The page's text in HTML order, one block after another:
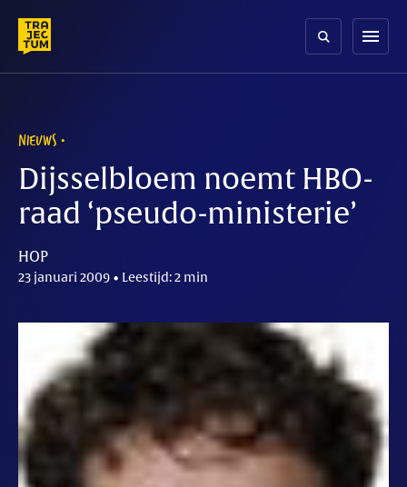
content
menu
NIEUWS
Dijsselbloem noemt HBO-
raad ‘pseudo-ministerie’
HOP
23 januari 2009 • Leestijd: 2 min